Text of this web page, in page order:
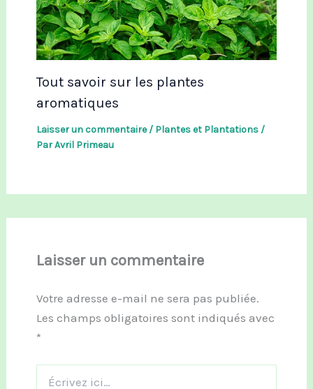
Tout savoir sur les plantes
aromatiques
Laisser un commentaire / Plantes et Plantations/
ParAvril Primeau
Laisser un commentaire
Votre adresse e-mail ne sera pas publiée.
Les champs obligatoires sont indiqués avec
*
ici…